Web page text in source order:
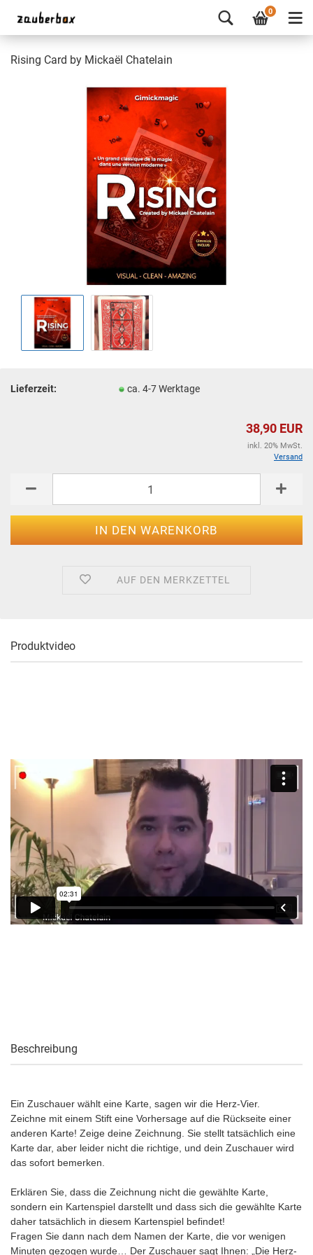
0
Rising Card by Mickaël Chatelain
Lieferzeit: ca. 4-7 Werktage
38,90 EUR
inkl. 20% MwSt.
Versand
AUF DEN MERKZETTEL
Produktvideo
Beschreibung
Ein Zuschauer wählt eine Karte, sagen wir die Herz-Vier.
Zeichne mit einem Stift eine Vorhersage auf die Rückseite einer
anderen Karte! Zeige deine Zeichnung. Sie stellt tatsächlich eine
Karte dar, aber leider nicht die richtige, und dein Zuschauer wird
das sofort bemerken.
Erklären Sie, dass die Zeichnung nicht die gewählte Karte,
sondern ein Kartenspiel darstellt und dass sich die gewählte Karte
daher tatsächlich in diesem Kartenspiel befindet!
Fragen Sie dann nach dem Namen der Karte, die vor wenigen
Minuten gezogen wurde… Der Zuschauer sagt Ihnen: „Die Herz-